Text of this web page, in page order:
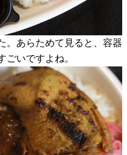
。あらためて見ると、容器
ごいですよね。